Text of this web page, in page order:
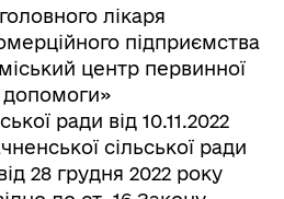
лікаря
підприємства
центр первинної
допомоги»
ради від 10.11.2022
сільської ради
28 грудня 2022 року